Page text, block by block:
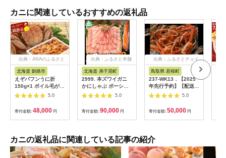
カニに関連しているおすすめの返礼品
出典：ANAのふるさと
納税
北海道 釧路市
えぞバフンうに折
150g×1 ボイル毛がに
400g×1 ふるさと納税
うに かに F4F-0843
5.0
寄付金額: 48,000 円
出典：ふるさと本舗
北海道 弟子屈町
2999. 本ズワイガニ
かにしゃぶ ポーショ
ン 500g 6個 12-16人
前 カット済 ずわい蟹
ズワイガニ カニ 蟹 か
に 蟹足 生 生食 蟹し
ゃぶ 人気 お取り寄せ
屈町
5.0
寄付金額: 90,000 円
出典：ふるさとチョイ
鳥取県 若桜町
237-WK13．【2025
年先行予約】【配送日
時指定可】【蒸し】訳
あり足折れ松葉ガニ
1.5kg前後
5.0
寄付金額: 50,000 円
カニの返礼品に関連している記事の紹介